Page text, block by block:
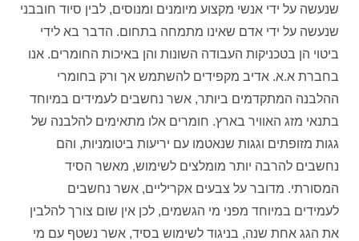
שנעשה על ידי אנשי מקצוע מיומנים ומנוסים, לבין סיוד חובבני
שנעשה על ידי אדם שאינו מתמחה בתחום. הדבר בא לידי
ביטוי הן בטכניקות העבודה השונות והן באיכות החומרים. אנו
בחברת א.א. אדיב מקפידים להשתמש אך ורק בחומרי
ההלבנה המתקדמים ביותר, אשר נחשבים לעמידים במיוחד
בתנאי מזג האוויר בארץ. חומרים אלו מתאימים להלבנה של
גגות מזופתים וגגות שנאטמו עם יריעות ביטומניות, והם
נחשבים להרבה יותר מומלצים לשימוש, מאשר הסיד
המסורתי. מדובר על צבעים אקריליים, אשר נחשבים
לעמידים במיוחד מפני מי הגשמים, לכן אין שום צורך להלבין
את הגג אחת שנה, בניגוד לשימוש בסיד, אשר נשטף עם מי